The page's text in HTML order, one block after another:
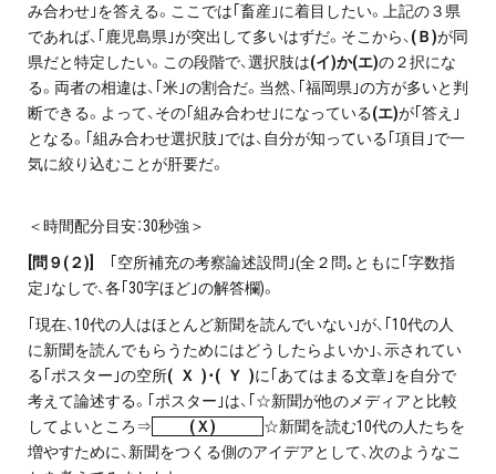
み合わせ｣を答える。ここでは｢畜産｣に着目したい。上記の３県
であれば、｢鹿児島県｣が突出して多いはずだ。そこから、 (Ｂ)が同
県だと特定したい。この段階で、選択肢は(イ)か(エ)の２択にな
る。両者の相違は、｢米｣の割合だ。当然、｢福岡県｣の方が多いと判
断できる。よって、その｢組み合わせ｣になっている(エ)が｢答え｣
となる。｢組み合わせ選択肢｣では、自分が知っている｢項目｣で一
気に絞り込むことが肝要だ。
＜時間配分目安：30秒強＞
[問９(２)]
｢空所補充の考察論述設問｣(全２問｡ともに｢字数指
定｣なしで、各｢30字ほど｣の解答欄)。
｢現在、10代の人はほとんど新聞を読んでいない｣が、｢10代の人
に新聞を読んでもらうためにはどうしたらよいか｣、示されてい
る｢ポスター｣の空所( Ｘ )･( Ｙ )に｢あてはまる文章｣を自分で
考えて論述する。｢ポスター｣は、｢☆新聞が他のメディアと比較
してよいところ⇒
(Ｘ)
☆新聞を読む10代の人たちを
増やすために、新聞をつくる側のアイデアとして、次のようなこ